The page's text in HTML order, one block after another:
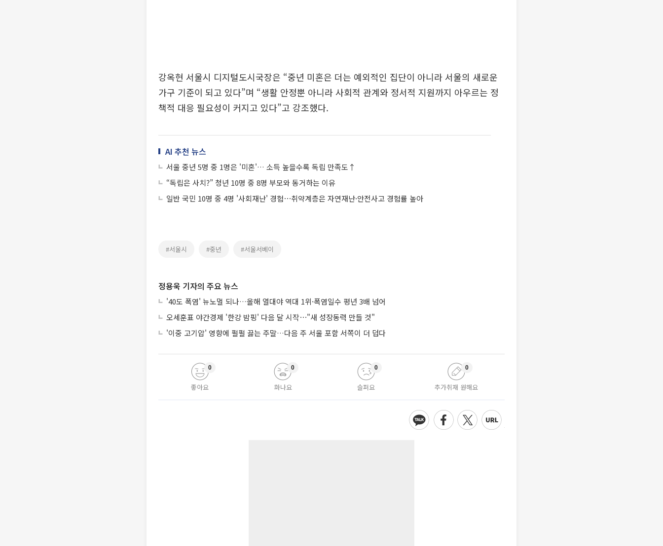
강옥현 서울시 디지털도시국장은 “중년 미혼은 더는 예외적인 집단이 아니라 서울의 새로운
가구 기준이 되고 있다”며 “생활 안정뿐 아니라 사회적 관계와 정서적 지원까지 아우르는 정
책적 대응 필요성이 커지고 있다”고 강조했다.
AI 추천 뉴스
서울 중년 5명 중 1명은 '미혼'… 소득 높을수록 독립 만족도↑
“독립은 사치?” 청년 10명 중 8명 부모와 동거하는 이유
일반 국민 10명 중 4명 '사회재난' 경험⋯취약계층은 자연재난·안전사고 경험률 높아
#서울시 #중년 #서울서베이
정용욱 기자의 주요 뉴스
'40도 폭염' 뉴노멀 되나…올해 열대야 역대 1위·폭염일수 평년 3배 넘어
오세훈표 야간경제 '한강 밤핑' 다음 달 시작⋯"새 성장동력 만들 것"
'이중 고기압' 영향에 펄펄 끓는 주말…다음 주 서울 포함 서쪽이 더 덥다
좋아요
0
화나요
0
슬퍼요
0
추가취재 원해요
0